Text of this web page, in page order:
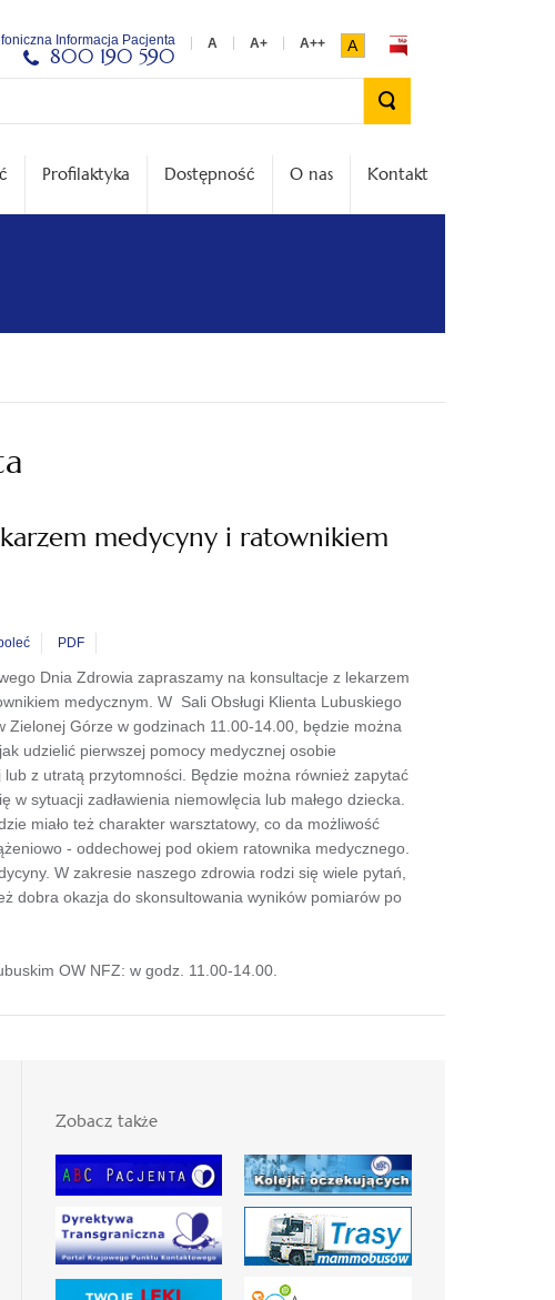
Informacja Pacjenta
800 190 590 A
Profilaktyka Dostępność O nas Kontakt
medycyny i ratownikiem
PDF
Dnia Zdrowia zapraszamy na konsultacje z lekarzem
medycznym. W Sali Obsługi Klienta Lubuskiego
Zielonej Górze w godzinach 11.00-14.00, będzie można
udzielić pierwszej pomocy medycznej osobie
lub z utratą przytomności. Będzie można również zapytać
w sytuacji zadławienia niemowlęcia lub małego dziecka.
miało też charakter warsztatowy, co da możliwość
- oddechowej pod okiem ratownika medycznego.
W zakresie naszego zdrowia rodzi się wiele pytań,
dobra okazja do skonsultowania wyników pomiarów po
OW NFZ: w godz. 11.00-14.00.
Zobacz także